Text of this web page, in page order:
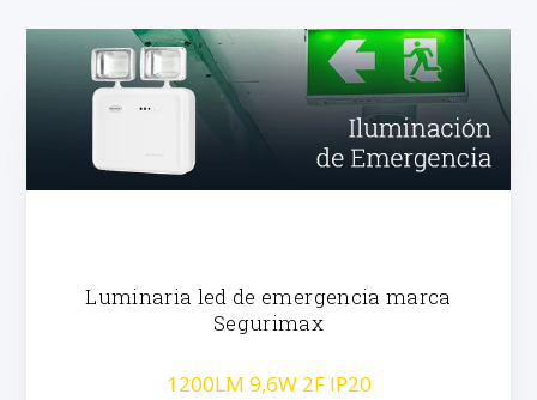
Luminaria led de emergencia marca
Segurimax
1200LM 9,6W 2F IP20